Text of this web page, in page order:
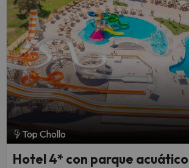
Top Chollo
Hotel 4* con parque acuático